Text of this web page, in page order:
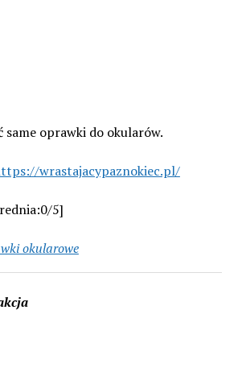
same oprawki do okularów.
wrastajacypaznokiec.pl/
5]
okularowe